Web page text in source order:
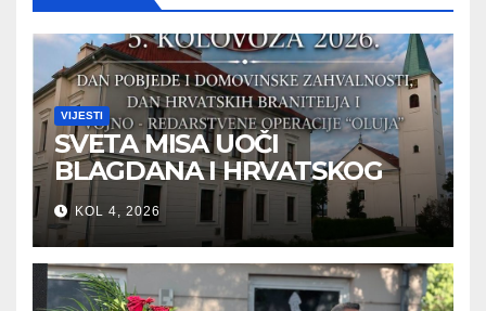
VIJESTI
SVETA MISA UOČI
BLAGDANA I HRVATSKOG
PRAZNIKA SLOBODE
KOL 4, 2026